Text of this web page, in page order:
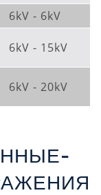
6kV - 6kV
6kV - 15kV
6kV - 20kV